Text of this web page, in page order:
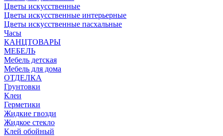
Цветы искусственные
Цветы искусственные интерьерные
Цветы искусственные пасхальные
Часы
КАНЦТОВАРЫ
МЕБЕЛЬ
Мебель детская
Мебель для дома
ОТДЕЛКА
Грунтовки
Клеи
Герметики
Жидкие гвозди
Жидкое стекло
Клей обойный